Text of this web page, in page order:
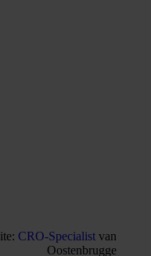
CRO-Specialist van
Oostenbrugge